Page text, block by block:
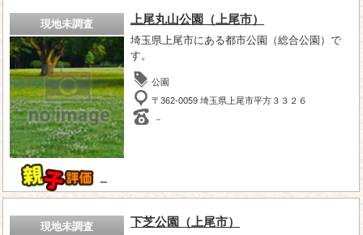
現地未調査
－
上尾丸山公園（上尾市）
埼玉県上尾市にある都市公園（総合公園）で
す。
公園
〒362-0059 埼玉県上尾市平方３３２６
－
現地未調査 下芝公園（上尾市）